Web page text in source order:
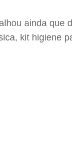
ainda que
kit higiene